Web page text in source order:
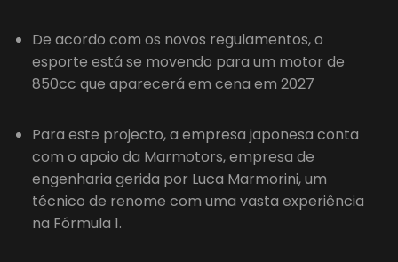
De acordo com os novos regulamentos, o
esporte está se movendo para um motor de
850cc que aparecerá em cena em 2027
Para este projecto, a empresa japonesa conta
com o apoio da Marmotors, empresa de
engenharia gerida por Luca Marmorini, um
técnico de renome com uma vasta experiência
na Fórmula 1.